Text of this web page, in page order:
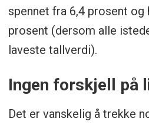
spennet fra 6,4 prosent og
prosent (dersom alle
laveste tallverdi).
Ingen forskjell på
Det er vanskelig å trekke